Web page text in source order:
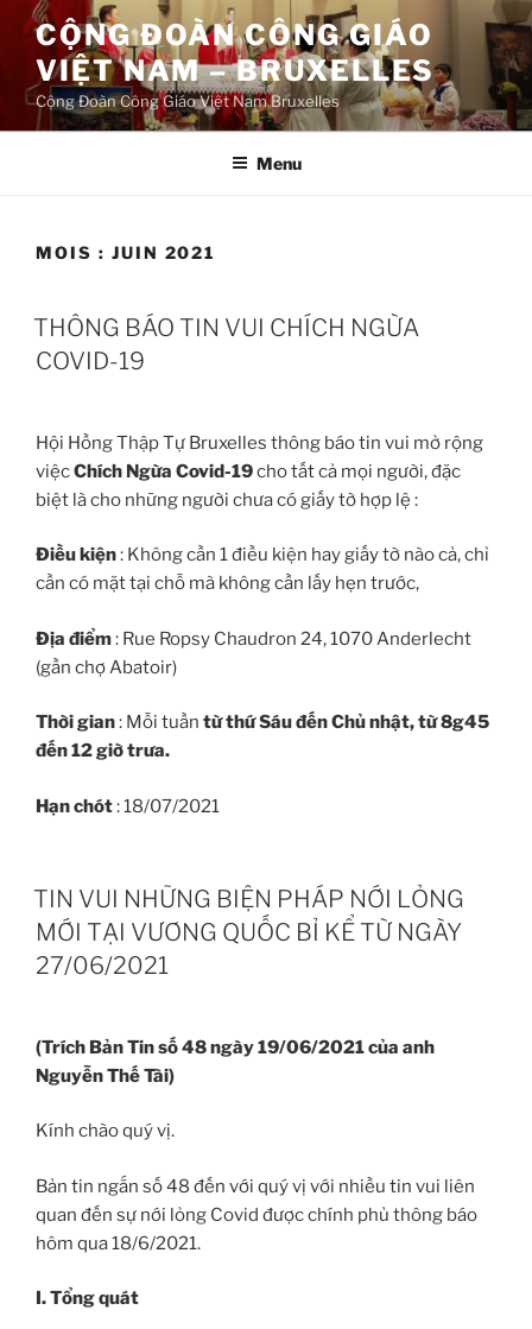
Aller
contenu
principal
CỘNG ĐOÀN CÔNG GIÁO
VIỆT NAM – BRUXELLES
Cộng Đoàn Công Giáo Việt Nam Bruxelles
Menu
MOIS : JUIN 2021
THÔNG BÁO TIN VUI CHÍCH NGỪA
COVID-19
Hội Hồng Thập Tự Bruxelles thông báo tin vui mở rộng
việcChích Ngừa Covid-19cho tất cả mọi người, đặc
biệt là cho những người chưa có giấy tờ hợp lệ :
Điều kiện: Không cần 1 điều kiện hay giấy tờ nào cả, chỉ
cần có mặt tại chỗ mà không cần lấy hẹn trước,
Địa điểm: Rue Ropsy Chaudron 24, 1070 Anderlecht
(gần chợ Abatoir)
Thời gian: Mỗi tuần từ thứ Sáu đến Chủ nhật, từ 8g45
đến 12 giờ trưa.
Hạn chót: 18/07/2021
TIN VUI NHỮNG BIỆN PHÁP NỚI LỎNG
MỚI TẠI VƯƠNG QUỐC BỈ KỂ TỪ NGÀY
27/06/2021
(Trích Bản Tin số 48 ngày 19/06/2021 của anh
Nguyễn Thế Tài)
Kính chào quý vị.
Bản tin ngắn số 48 đến với quý vị với nhiều tin vui liên
quan đến sự nới lỏng Covid được chính phủ thông báo
hôm qua 18/6/2021.
I. Tổng quát